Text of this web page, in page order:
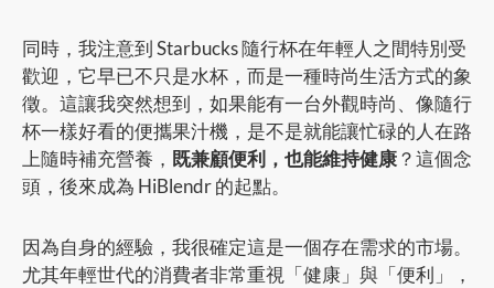
同時，我注意到 Starbucks 隨行杯在年輕人之間特別受
歡迎，它早已不只是水杯，而是一種時尚生活方式的象
徵。這讓我突然想到，如果能有一台外觀時尚、像隨行
杯一樣好看的便攜果汁機，是不是就能讓忙碌的人在路
上隨時補充營養， 既兼顧便利，也能維持健康？這個念
頭，後來成為 HiBlendr 的起點。
因為自身的經驗，我很確定這是一個存在需求的市場。
尤其年輕世代的消費者非常重視「健康」與「便利」，